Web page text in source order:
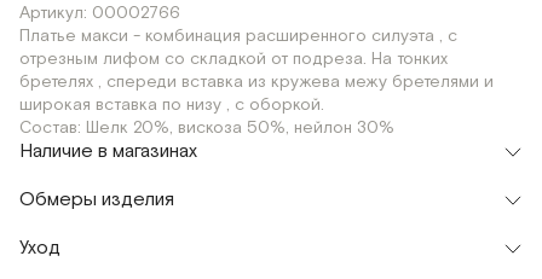
Артикул: 00002766
Платье макси - комбинация расширенного силуэта , с
отрезным лифом со складкой от подреза. На тонких
бретелях , спереди вставка из кружева межу бретелями и
широкая вставка по низу , с оборкой.
Состав: Шелк 20%, вискоза 50%, нейлон 30%
Наличие в магазинах
Флагман
г. Москва, Малая Бронная 16
XSS
г. Москва, Малая Бронная 24/3
XSS
Обмеры изделия
Мерки, см
Уход